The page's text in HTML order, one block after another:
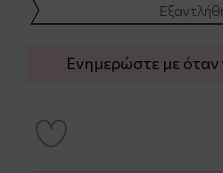
Ενημερώστε με όταν